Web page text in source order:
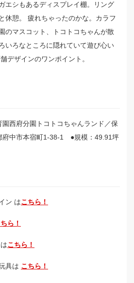
エシもあるディスプレイ棚。リング
休憩。 疲れちゃったのかな。カラフ
のマスコット、トコトコちゃんが散
いろなところに隠れていて遊び心い
デザインのワンポイント。
西府分園トコトコちゃんランド／保
中市本宿町1-38-1 ●規模：49.91坪
ン はこちら！
ら！
こちら！
具は こちら！